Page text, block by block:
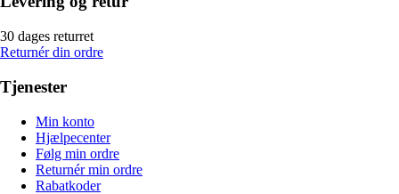
30 dages returret
Returnér din ordre
Tjenester
Min konto
Hjælpecenter
Følg min ordre
Returnér min ordre
Rabatkoder